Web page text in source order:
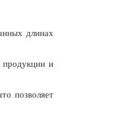
длинах
продукции и
позволяет